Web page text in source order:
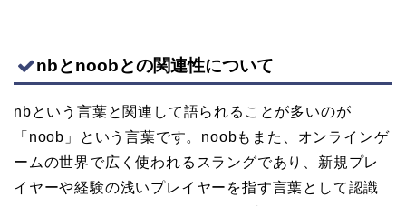
nbとnoobとの関連性について
nbという言葉と関連して語られることが多いのが
「noob」という言葉です。noobもまた、オンラインゲ
ームの世界で広く使われるスラングであり、新規プレ
イヤーや経験の浅いプレイヤーを指す言葉として認識